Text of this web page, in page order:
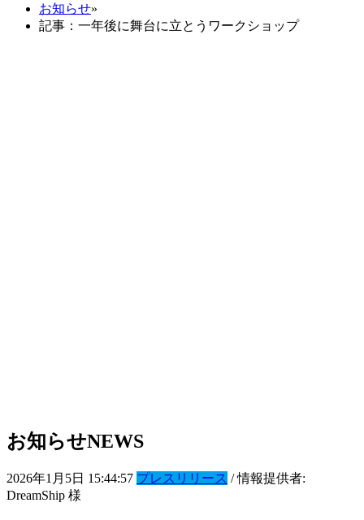
お知らせ»
記事：一年後に舞台に立とうワークショップ
お知らせNEWS
2026年1月5日 15:44:57 プレスリリース / 情報提供者:
DreamShip 様